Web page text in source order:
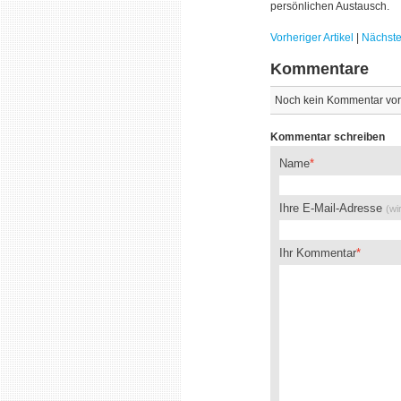
persönlichen Austausch.
Vorheriger Artikel
Kommentare
Noch kein Kommentar
Kommentar schreiben
Name
Ihre E-Mail-Adresse
Ihr Kommentar